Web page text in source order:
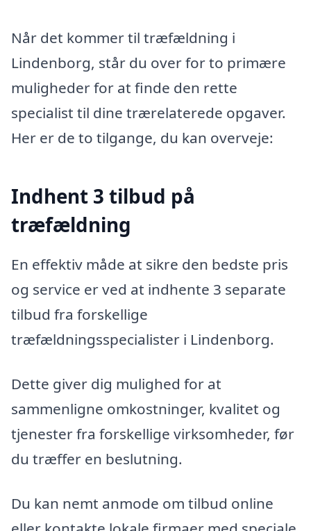
Når det kommer til træfældning i
Lindenborg, står du over for to primære
muligheder for at finde den rette
specialist til dine trærelaterede opgaver.
Her er de to tilgange, du kan overveje:
Indhent 3 tilbud på
træfældning
En effektiv måde at sikre den bedste pris
og service er ved at indhente 3 separate
tilbud fra forskellige
træfældningsspecialister i Lindenborg.
Dette giver dig mulighed for at
sammenligne omkostninger, kvalitet og
tjenester fra forskellige virksomheder, før
du træffer en beslutning.
Du kan nemt anmode om tilbud online